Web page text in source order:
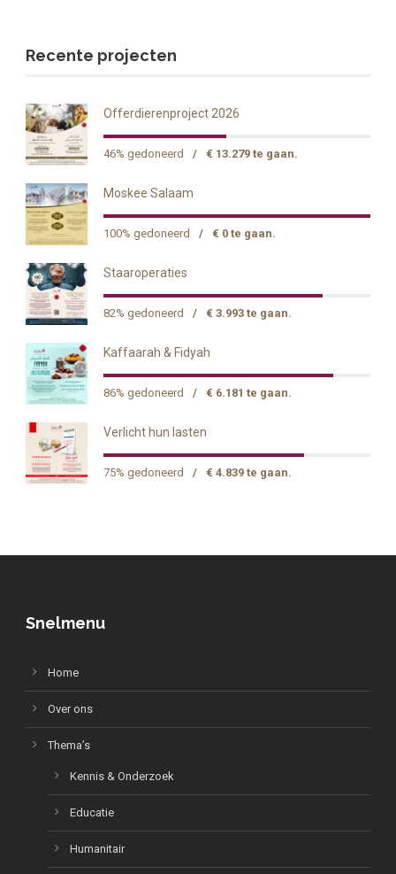
Recente projecten
Offerdierenproject 2026
46% gedoneerd / € 13.279 te gaan.
Moskee Salaam
100% gedoneerd / € 0 te gaan.
Staaroperaties
82% gedoneerd / € 3.993 te gaan.
Kaffaarah & Fidyah
86% gedoneerd / € 6.181 te gaan.
Verlicht hun lasten
75% gedoneerd / € 4.839 te gaan.
Snelmenu
Home
Over ons
Thema’s
Kennis & Onderzoek
Educatie
Humanitair